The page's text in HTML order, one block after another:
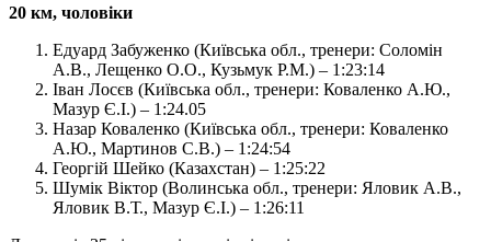
20 км, чоловіки
Едуард Забуженко (Київська обл., тренери: Соломін
А.В., Лещенко О.О., Кузьмук Р.М.) – 1:23:14
Іван Лосєв (Київська обл., тренери: Коваленко А.Ю.,
Мазур Є.І.) – 1:24.05
Назар Коваленко (Київська обл., тренери: Коваленко
А.Ю., Мартинов С.В.) – 1:24:54
Георгій Шейко (Казахстан) – 1:25:22
Шумік Віктор (Волинська обл., тренери: Яловик А.В.,
Яловик В.Т., Мазур Є.І.) – 1:26:11